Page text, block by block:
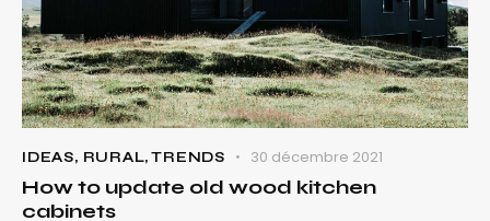
IDEAS, RURAL,TRENDS 30 décembre 2021
How to update old wood kitchen
cabinets